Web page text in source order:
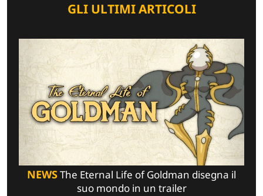
GLI ULTIMI ARTICOLI
NEWSThe Eternal Life of Goldman disegna il
suo mondo in un trailer